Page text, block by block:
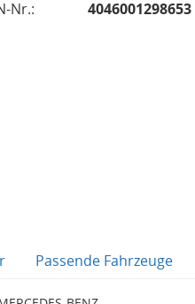
Nr.:
4046001298653
Passende Fahrzeuge